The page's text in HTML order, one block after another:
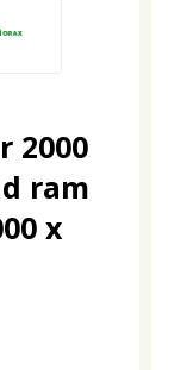
2000
ram
x